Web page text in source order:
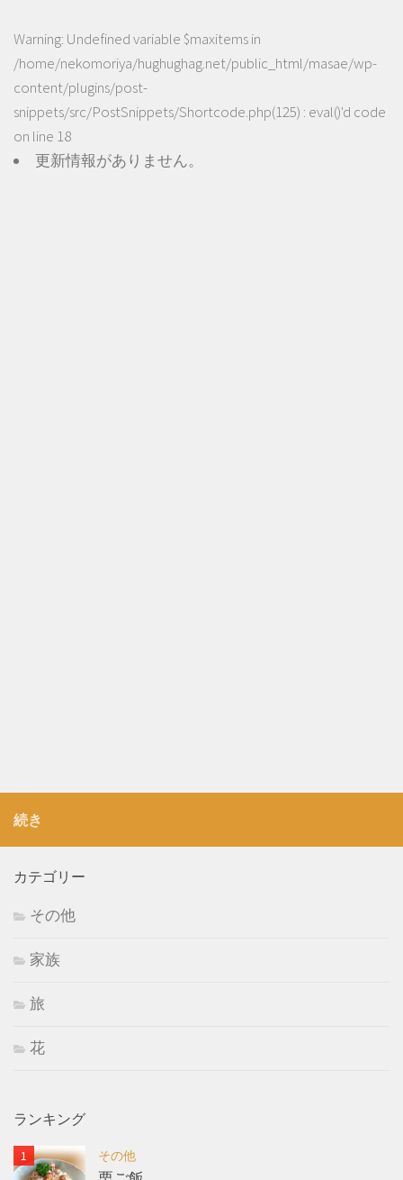
Warning: Undefined variable $maxitems in
/home/nekomoriya/hughughag.net/public_html/masae/wp-
content/plugins/post-
snippets/src/PostSnippets/Shortcode.php(125) : eval()'d code
on line 18
更新情報がありません。
続き
カテゴリー
その他
家族
旅
花
ランキング
その他